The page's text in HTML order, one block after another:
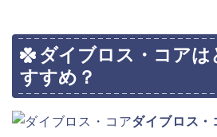
ダイブロス・コアは
すすめ？
ダイブロス・